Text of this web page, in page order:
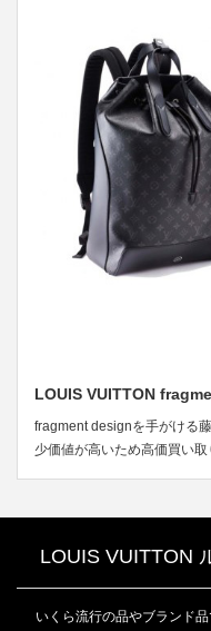
LOUIS VUITTON
fragment designを手がける
少価値が高いため高価買い取
LOUIS VUITTON
いくら流行の品やブランド